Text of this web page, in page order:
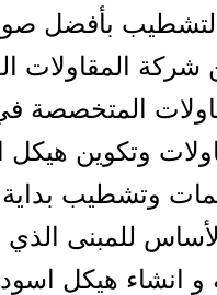
التشطيب بأفضل
المقاولات
المتخصصة
وتكوين هيكل
وتشطيب
للمبنى الذي
و انشاء هيكل